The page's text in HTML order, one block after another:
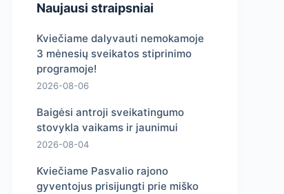
Naujausi straipsniai
Kviečiame dalyvauti nemokamoje
3 mėnesių sveikatos stiprinimo
programoje!
2026-08-06
Baigėsi antroji sveikatingumo
stovykla vaikams ir jaunimui
2026-08-04
Kviečiame Pasvalio rajono
gyventojus prisijungti prie miško